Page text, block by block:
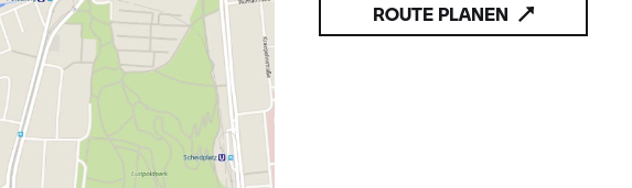
ROUTE PLANEN